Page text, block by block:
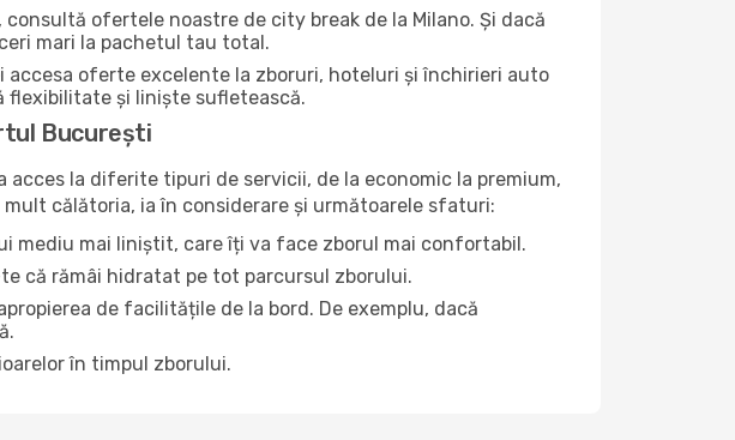
ofertele noastre de city break de la Milano. Și dacă
mari la pachetul tau total.
accesa oferte excelente la zboruri, hoteluri și închirieri auto
flexibilitate și liniște sufletească.
București
acces la diferite tipuri de servicii, de la economic la premium,
călătoria, ia în considerare și următoarele sfaturi:
mediu mai liniștit, care îți va face zborul mai confortabil.
că rămâi hidratat pe tot parcursul zborului.
de facilitățile de la bord. De exemplu, dacă
în timpul zborului.